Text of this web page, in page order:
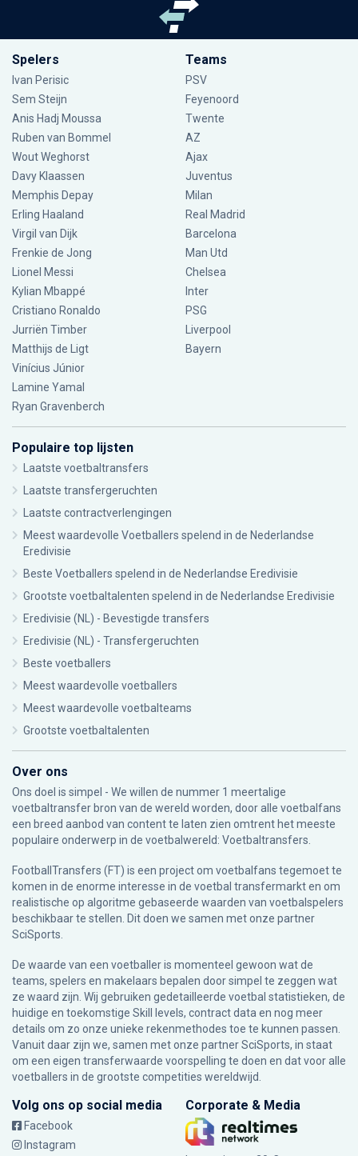
Spelers
Ivan Perisic
Sem Steijn
Anis Hadj Moussa
Ruben van Bommel
Wout Weghorst
Davy Klaassen
Memphis Depay
Erling Haaland
Virgil van Dijk
Frenkie de Jong
Lionel Messi
Kylian Mbappé
Cristiano Ronaldo
Jurriën Timber
Matthijs de Ligt
Vinícius Júnior
Lamine Yamal
Ryan Gravenberch
Teams
PSV
Feyenoord
Twente
AZ
Ajax
Juventus
Milan
Real Madrid
Barcelona
Man Utd
Chelsea
Inter
PSG
Liverpool
Bayern
Populaire top lijsten
Laatste voetbaltransfers
Laatste transfergeruchten
Laatste contractverlengingen
Meest waardevolle Voetballers spelend in de Nederlandse
Eredivisie
Beste Voetballers spelend in de Nederlandse Eredivisie
Grootste voetbaltalenten spelend in de Nederlandse Eredivisie
Eredivisie (NL) - Bevestigde transfers
Eredivisie (NL) - Transfergeruchten
Beste voetballers
Meest waardevolle voetballers
Meest waardevolle voetbalteams
Grootste voetbaltalenten
Over ons
Ons doel is simpel - We willen de nummer 1 meertalige
voetbaltransfer bron van de wereld worden, door alle voetbalfans
een breed aanbod van content te laten zien omtrent het meeste
populaire onderwerp in de voetbalwereld: Voetbaltransfers.
FootballTransfers (FT) is een project om voetbalfans tegemoet te
komen in de enorme interesse in de voetbal transfermarkt en om
realistische op algoritme gebaseerde waarden van voetbalspelers
beschikbaar te stellen. Dit doen we samen met onze partner
SciSports
De waarde van een voetballer is momenteel gewoon wat de
teams, spelers en makelaars bepalen door simpel te zeggen wat
ze waard zijn. Wij gebruiken gedetailleerde voetbal statistieken, de
huidige en toekomstige Skill levels, contract data en nog meer
details om zo onze unieke rekenmethodes toe te kunnen passen.
Vanuit daar zijn we, samen met onze partner SciSports, in staat
om een eigen transferwaarde voorspelling te doen en dat voor alle
voetballers in de grootste competities wereldwijd.
Volg ons op social media
Facebook
Instagram
Corporate & Media